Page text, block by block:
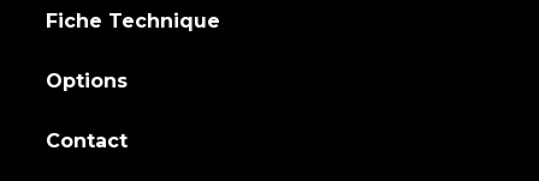
Fiche Technique
Options
Contact